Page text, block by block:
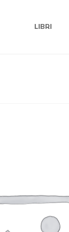
LIBRI